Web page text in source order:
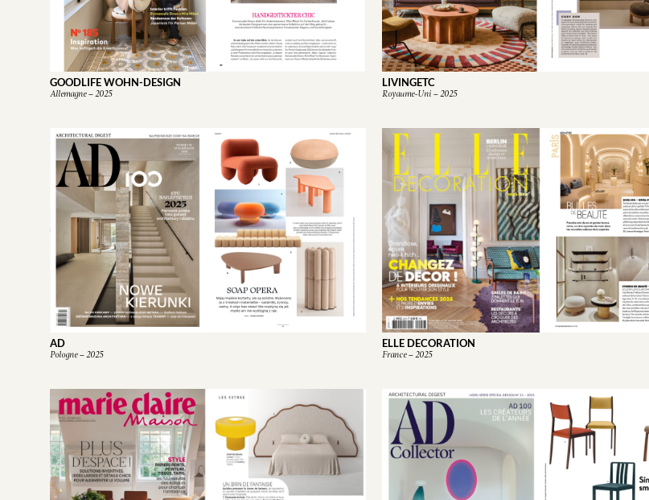
GOODLIFE WOHN-DESIGN
Allemagne – 2025
LIVINGETC
Royaume-Uni – 2025
AD
Pologne – 2025
ELLE DECORATION
France – 2025